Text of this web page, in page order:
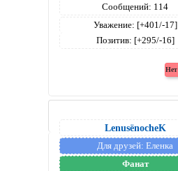
Сообщений: 114
Уважение: [+401/-17]
Позитив: [+295/-16]
LenusёnocheK
Для друзей: Еленка
Фанат